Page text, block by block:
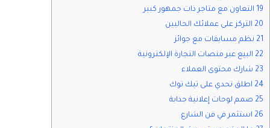
19 التعاون مع متاجر ذات جمهور كبير
20 التركز على عملائك الحاليين
21 نظم مسابقات مع جوائز
22 البيع عبر منصات التجارة الإلكترونية
23 شارك محتوى العملاء
24 اطلق تحدي على تيك توك
25 صمم لوحات إعلانية جذابة
26 استثمر في فن الشارع